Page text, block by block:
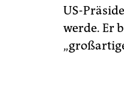
US-
werde. Er